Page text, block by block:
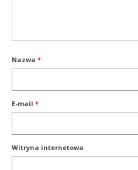
Nazwa *
E-mail *
Witryna internetowa